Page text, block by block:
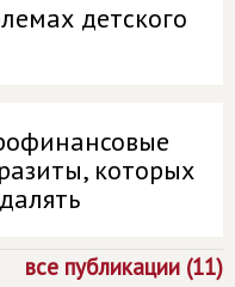
детского
которых
все публикации (11)